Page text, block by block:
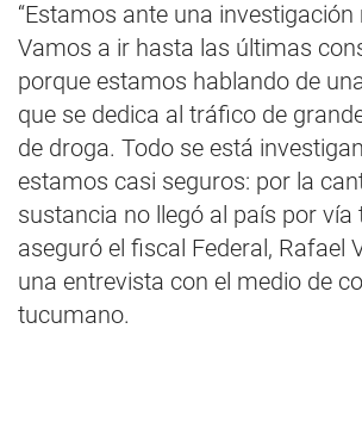
“Estamos ante una
Vamos a ir hasta las últimas
porque estamos hablando de
que se dedica al tráfico de
de droga. Todo se está
estamos casi seguros: por la
sustancia no llegó al país por vía
aseguró el fiscal Federal, Rafael
una entrevista con el medio de
tucumano.